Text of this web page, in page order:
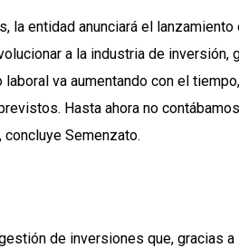
la entidad anunciará el
a la industria de
va aumentando con el
Hasta ahora no
concluye Semenzato.
de inversiones que, gracias